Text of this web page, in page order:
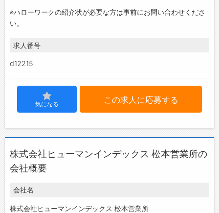
※ハローワークの紹介状が必要な方は事前にお問い合わせくださ
い。
求人番号
d12215
気になる この求人に応募する
株式会社ヒューマンインデックス 松本営業所の
会社概要
会社名
株式会社ヒューマンインデックス 松本営業所